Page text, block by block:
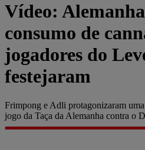
Vídeo:
consumo de
jogadores do
festejaram
Frimpong e Adli protagonizaram
jogo da Taça da Alemanha contra o